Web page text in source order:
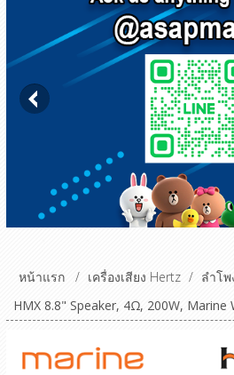
หน้าแรก / เครื่องเสียง Hertz / ลำโพ
HMX 8.8" Speaker, 4Ω, 200W, Marine